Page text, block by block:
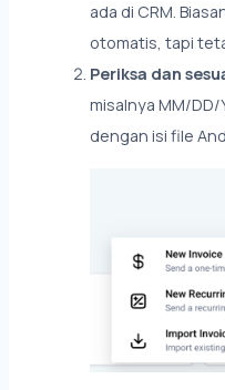
ada di CRM.
otomatis, tapi
Periksa dan
misalnya MM/DD/
dengan isi file